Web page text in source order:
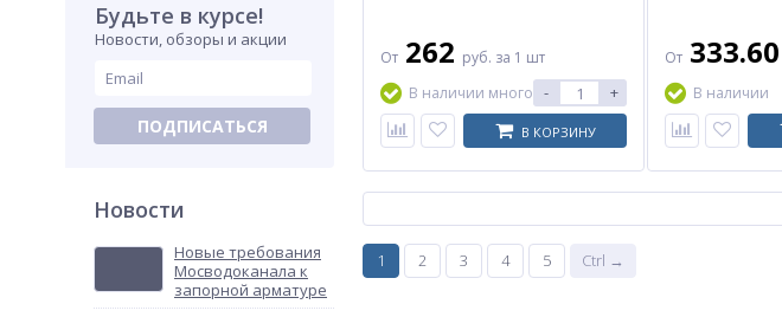
Будьте в курсе!
Новости, обзоры и акции
ПОДПИСАТЬСЯ
Новости
Новые требования
Мосводоканала к
запорной арматуре
От 262 руб. за 1 шт
В наличии много - +
В КОРЗИНУ
От 333.60
В наличии
1 2 3 4 5 Ctrl →